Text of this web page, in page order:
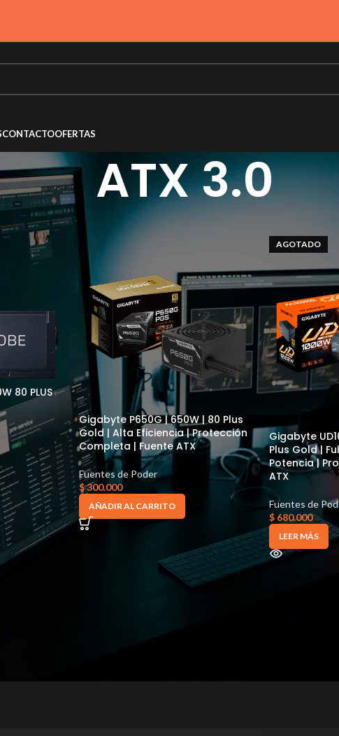
CONTACTOOFERTAS
ATX 3.0
80 PLUS
Gigabyte P650G | 650W | 80 Plus
Gold | Alta Eficiencia | Protección
Completa | Fuente ATX
Fuentes de Poder
$300.000
AÑADIR AL CARRITO
AGOTADO
Gigabyte
Plus Gold |
Potencia |
ATX
Fuentes de
$ 680.000
LEER MÁS